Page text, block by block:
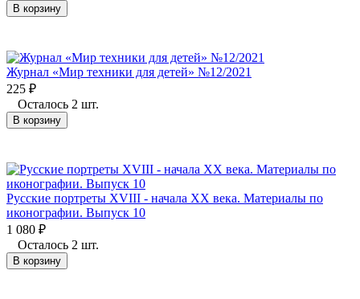
В корзину
Журнал «Мир техники для детей» №12/2021
225 ₽
Осталось 2 шт.
В корзину
Русские портреты XVIII - начала XX века. Материалы по
иконографии. Выпуск 10
1 080 ₽
Осталось 2 шт.
В корзину